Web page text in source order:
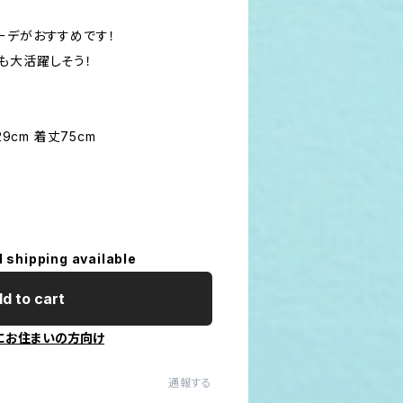
がおすすめです！
活躍しそう！
着丈75cm
shipping available
to cart
お住まいの方向け
通報する